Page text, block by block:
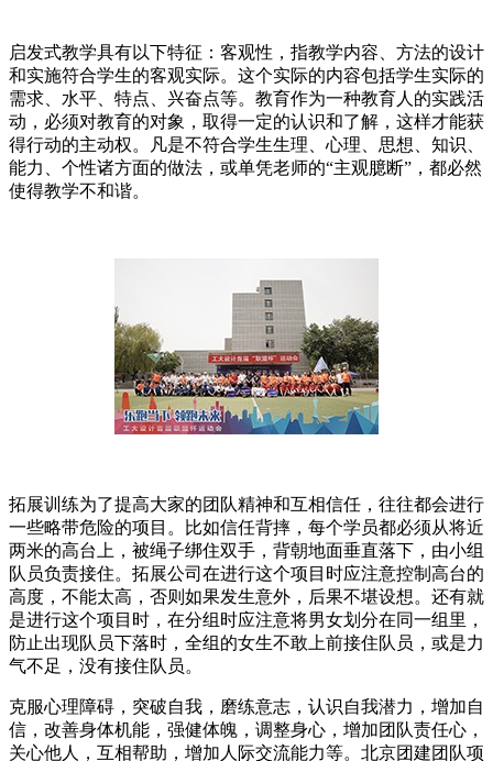
启发式教学具有以下特征：客观性，指教学内容、方法的设计
和实施符合学生的客观实际。这个实际的内容包括学生实际的
需求、水平、特点、兴奋点等。教育作为一种教育人的实践活
动，必须对教育的对象，取得一定的认识和了解，这样才能获
得行动的主动权。凡是不符合学生生理、心理、思想、知识、
能力、个性诸方面的做法，或单凭老师的“主观臆断”，都必然
使得教学不和谐。
拓展训练为了提高大家的团队精神和互相信任，往往都会进行
一些略带危险的项目。比如信任背摔，每个学员都必须从将近
两米的高台上，被绳子绑住双手，背朝地面垂直落下，由小组
队员负责接住。拓展公司在进行这个项目时应注意控制高台的
高度，不能太高，否则如果发生意外，后果不堪设想。还有就
是进行这个项目时，在分组时应注意将男女划分在同一组里，
防止出现队员下落时，全组的女生不敢上前接住队员，或是力
气不足，没有接住队员。
克服心理障碍，突破自我，磨练意志，认识自我潜力，增加自
信，改善身体机能，强健体魄，调整身心，增加团队责任心，
关心他人，互相帮助，增加人际交流能力等。北京团建团队项